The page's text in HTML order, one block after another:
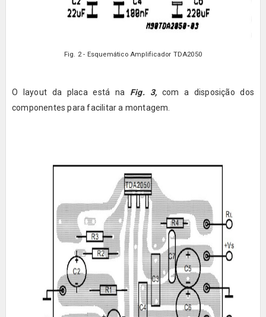
Fig. 2 - Esquemático Amplificador TDA2050
O layout da placa está na Fig. 3, com a disposição dos
componentes para facilitar a montagem.